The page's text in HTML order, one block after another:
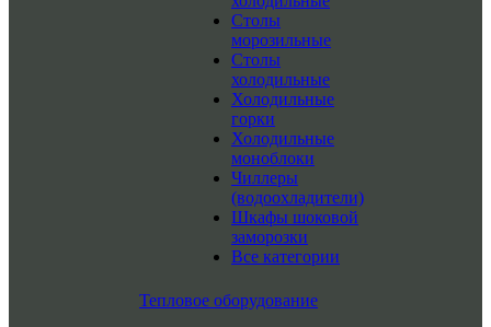
Столы
морозильные
Столы
холодильные
Холодильные
горки
Холодильные
моноблоки
Чиллеры
(водоохладители)
Шкафы шоковой
заморозки
Все категории
Тепловое оборудование